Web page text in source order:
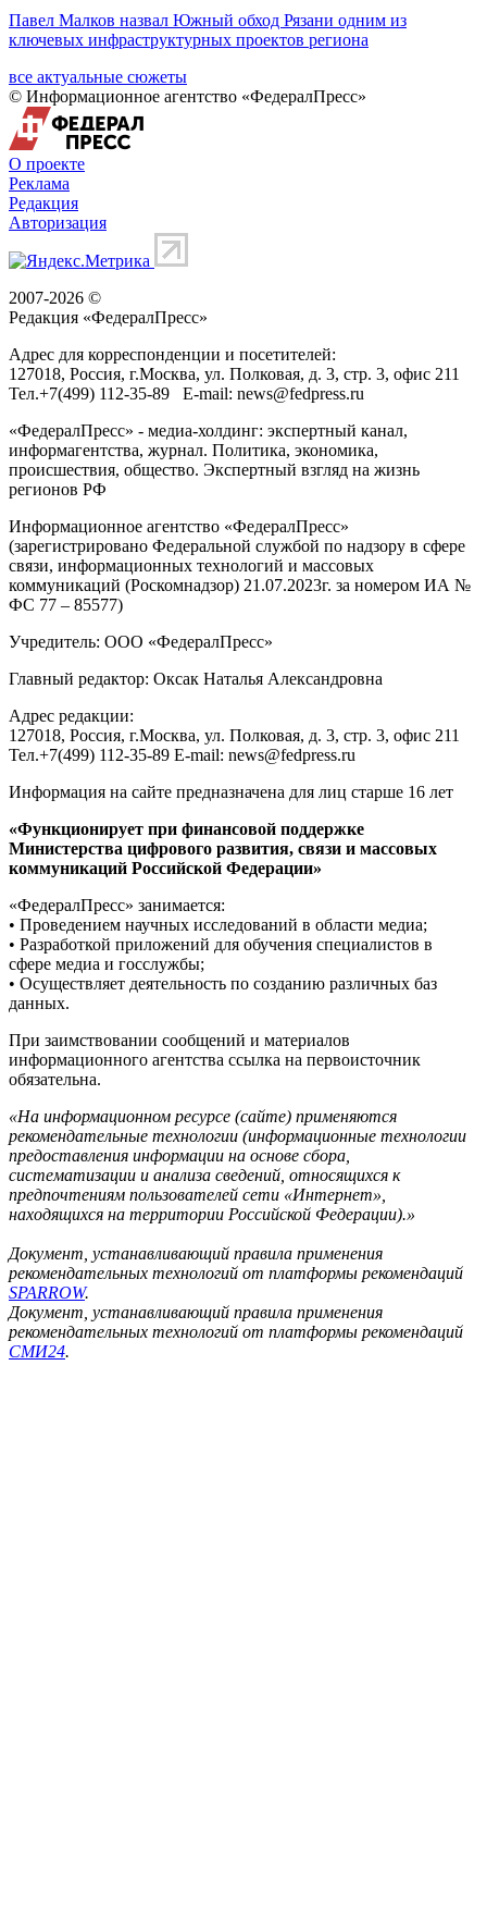
Павел Малков назвал Южный обход Рязани одним из
ключевых инфраструктурных проектов региона
все актуальные сюжеты
© Информационное агентство «ФедералПресс»
О проекте
Реклама
Редакция
Авторизация
2007-2026 ©
Редакция «ФедералПресс»
Адрес для корреспонденции и посетителей:
127018, Россия, г.Москва, ул. Полковая, д. 3, стр. 3, офис 211
Тел.+7(499) 112-35-89 E-mail: news@fedpress.ru
«ФедералПресс» - медиа-холдинг: экспертный канал,
информагентства, журнал. Политика, экономика,
происшествия, общество. Экспертный взгляд на жизнь
регионов РФ
Информационное агентство «ФедералПресс»
(зарегистрировано Федеральной службой по надзору в сфере
связи, информационных технологий и массовых
коммуникаций (Роскомнадзор) 21.07.2023г. за номером ИА №
ФС 77 – 85577)
Учредитель: ООО «ФедералПресс»
Главный редактор: Оксак Наталья Александровна
Адрес редакции:
127018, Россия, г.Москва, ул. Полковая, д. 3, стр. 3, офис 211
Тел.+7(499) 112-35-89 E-mail: news@fedpress.ru
Информация на сайте предназначена для лиц старше 16 лет
«Функционирует при финансовой поддержке
Министерства цифрового развития, связи и массовых
коммуникаций Российской Федерации»
«ФедералПресс» занимается:
• Проведением научных исследований в области медиа;
• Разработкой приложений для обучения специалистов в
сфере медиа и госслужбы;
• Осуществляет деятельность по созданию различных баз
данных.
При заимствовании сообщений и материалов
информационного агентства ссылка на первоисточник
обязательна.
«На информационном ресурсе (сайте) применяются
рекомендательные технологии (информационные технологии
предоставления информации на основе сбора,
систематизации и анализа сведений, относящихся к
предпочтениям пользователей сети «Интернет»,
находящихся на территории Российской Федерации).»
Документ, устанавливающий правила применения
рекомендательных технологий от платформы рекомендаций
SPARROW.
Документ, устанавливающий правила применения
рекомендательных технологий от платформы рекомендаций
СМИ24.